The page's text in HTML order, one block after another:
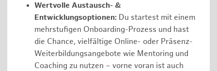
Wertvolle Austausch- &
Entwicklungsoptionen: Du startest mit einem
mehrstufigen Onboarding-Prozess und hast
die Chance, vielfältige Online- oder Präsenz-
Weiterbildungsangebote wie Mentoring und
Coaching zu nutzen – vorne voran ist auch